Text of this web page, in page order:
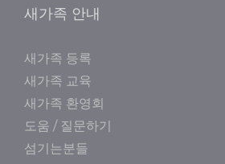
새가족 안내
새가족 등록
새가족 교육
새가족 환영회
도움 / 질문하기
섬기는분들